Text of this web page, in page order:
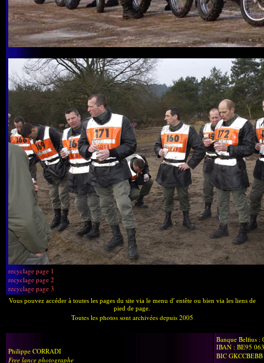
recyclage page 1
recyclage page 2
recyclage page 3
Vous pouvez accéder à toutes les pages du site via le menu d' entête ou bien via les liens de
pied de page.
Toutes les photos sont archivées depuis 2005
Philippe CORRADI
Free lance photographe
Banque Belfius :
IBAN : BE95
BIC GKCCBEBB